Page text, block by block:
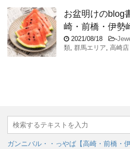
お盆明けのblog
崎・前橋・伊勢
2021/08/18 -
類, 群馬エリア, 高崎店
ガンニバル・・っやば【高崎・前橋・